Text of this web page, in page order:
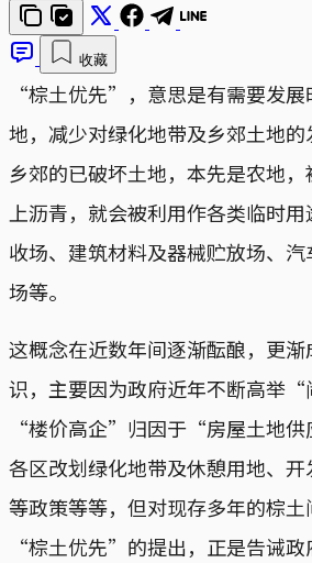
收藏
“棕土优先”，意思是有需要发展
地，减少对绿化地带及乡郊土地
乡郊的已破坏土地，本先是农地
上沥青，就会被利用作各类临时
收场、建筑材料及器械贮放场、
场等。
这概念在近数年间逐渐酝酿，更
识，主要因为政府近年不断高举
“楼价高企”归因于“房屋土地
各区改划绿化地带及休憩用地、
等政策等等，但对现存多年的棕土
“棕土优先”的提出，正是告诫